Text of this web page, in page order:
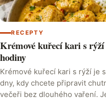
RECEPTY
Krémové kuřecí kari s rýží
hodiny
Krémové kuřecí kari s rýží je
dny, kdy chcete připravit
večeři bez dlouhého vaření.